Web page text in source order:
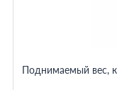
Поднимаемый вес,